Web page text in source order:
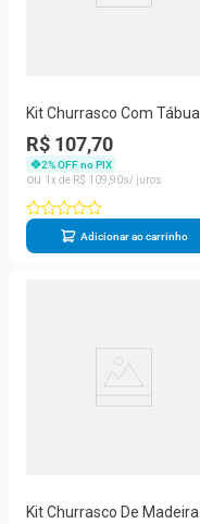
Kit Churrasco Com Tábua
Garfo E Faca - Stolf 44x30
R$ 107,70
2% OFF no PIX
1
R$ 109 90
Adicionar ao carrinho
Kit Churrasco De Madeira